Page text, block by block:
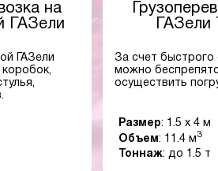
на
ГАЗели
ГАЗели
ГАЗели
За счет быстрого
можно
осуществить
Размер: 1.5 x 4 м
Объем: 11.4 м 3
Тоннаж: до 1.5 т